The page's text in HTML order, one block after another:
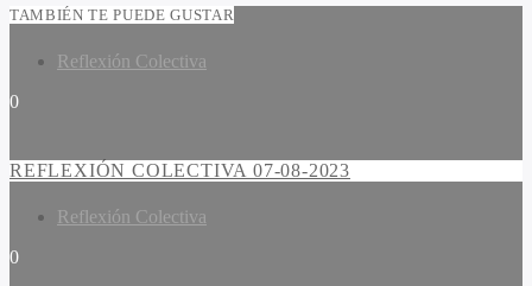
TAMBIÉN TE PUEDE GUSTAR
Reflexión Colectiva
0
REFLEXIÓN COLECTIVA 07-08-2023
Reflexión Colectiva
0